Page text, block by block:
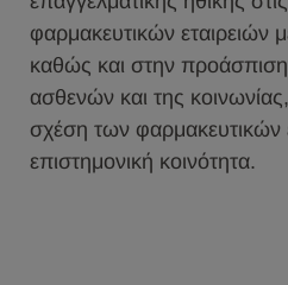
φαρμακευτικών
καθώς και στην
ασθενών και της
σχέση των φαρμακευτικών
επιστημονική κοινότητα.